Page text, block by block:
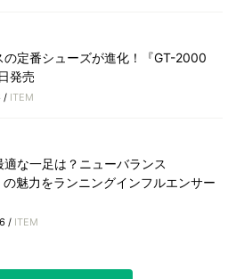
の定番シューズが進化！『GT-2000
発売
/ ITEM
適な一足は？ニューバランス
の魅力をランニングインフルエンサー
/ ITEM